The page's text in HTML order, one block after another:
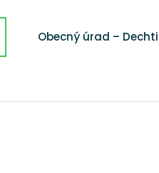
Obecný úrad –